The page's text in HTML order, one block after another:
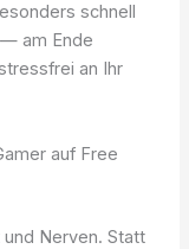
schnell
am Ende
an Ihr
auf Free
Nerven. Statt